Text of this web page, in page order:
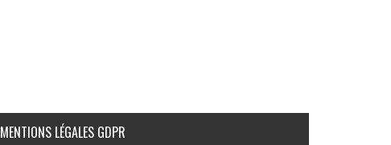
MENTIONS LÉGALES GDPR